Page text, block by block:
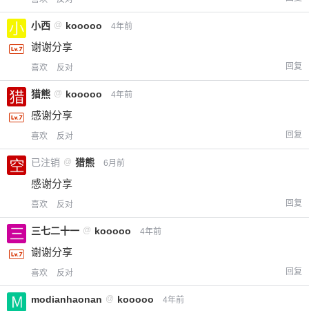
小西 @ kooooo 4年前
谢谢分享
喜欢 反对 回复
猎熊 @ kooooo 4年前
感谢分享
喜欢 反对 回复
已注销 @ 猎熊 6月前
感谢分享
喜欢 反对 回复
三七二十一 @ kooooo 4年前
谢谢分享
喜欢 反对 回复
modianhaonan @ kooooo 4年前